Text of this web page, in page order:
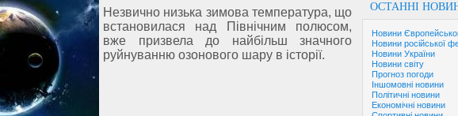
ОСТАННІ
Новини
Новини російської
Новини України
Новини світу
Прогноз погоди
Іншомовні новини
Політичні новини
Економічні новини
Незвично низька зимова температура, що
встановилася над Північним полюсом,
вже призвела до найбільш значного
руйнуванню озонового шару в історії.